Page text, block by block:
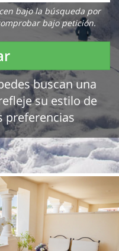
bajo la búsqueda por
bajo petición.
buscan una
su estilo de
preferencias